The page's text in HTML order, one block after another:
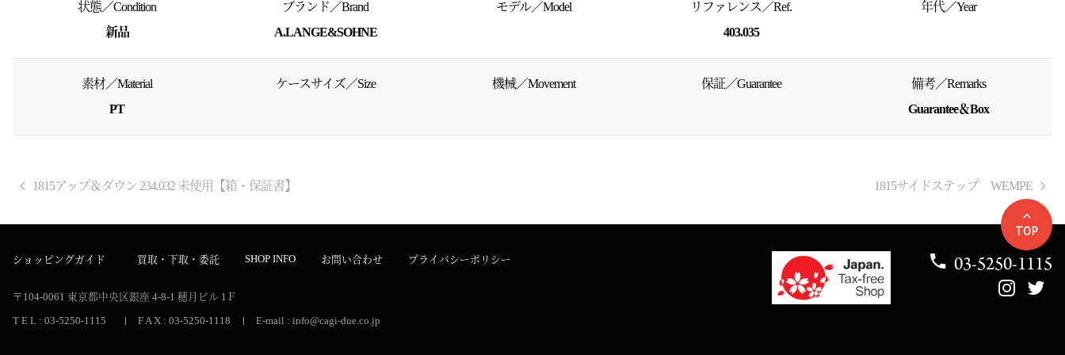
状態／Condition
新品
ブランド／Brand
A.LANGE&SOHNE
モデル／Model
リファレンス／Ref.
403.035
年代／Year
素材／Material
PT
ケースサイズ／Size 機械／Movement 保証／Guarantee
備考／Remarks
Guarantee＆Box
1815アップ＆ダウン 234.032 未使用【箱・保証書】 1815サイドステップ WEMPE
ショッピングガイド 買取・下取・委託 SHOP INFO お問い合わせ プライバシーポリシー
〒104-0061 東京都中央区銀座 4-8-1 穂月ビル 1Ｆ
T E L : 03-5250-1115 F A X : 03-5250-1118 E-mail : info@cagi-due.co.jp
03-5250-1115
TOP